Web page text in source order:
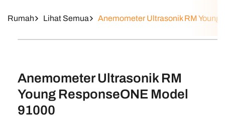
Rumah Lihat Semua Anemometer Ultrasonik RM Young
Langsung Ke
Anemometer Ultrasonik RM
Young ResponseONE Model
91000